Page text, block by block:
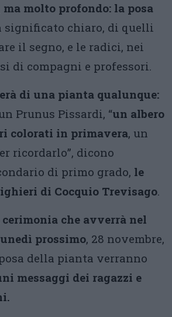
ma molto profondo: la posa
significato chiaro, di quelli
il segno, e le radici, nei
di compagni e professori.
di una pianta qualunque:
Prunus Pissardi, “un albero
colorati in primavera, un
ricordarlo”, dicono
di primo grado, le
di Cocquio Trevisago.
che avverrà nel
prossimo, 28 novembre,
della pianta verranno
messaggi dei ragazzi e